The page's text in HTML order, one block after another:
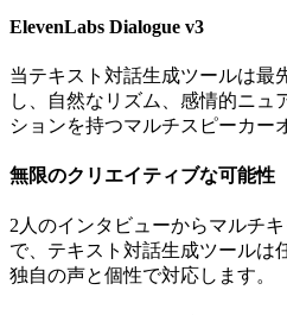
ElevenLabs Dialogue v3
当テキスト対話生成ツールは最
し、自然なリズム、感情的ニュ
ションを持つマルチスピーカー
無限のクリエイティブな可能性
2人のインタビューからマルチ
で、テキスト対話生成ツールは
独自の声と個性で対応します。